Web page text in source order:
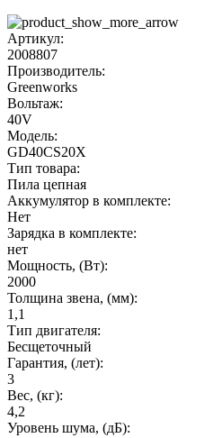
Артикул:
2008807
Производитель:
Greenworks
Вольтаж:
40V
Модель:
GD40CS20X
Тип товара:
Пила цепная
Аккумулятор в комплекте:
Нет
Зарядка в комплекте:
нет
Мощность, (Вт):
2000
Толщина звена, (мм):
1,1
Тип двигателя:
Бесщеточный
Гарантия, (лет):
3
Вес, (кг):
4,2
Уровень шума, (дБ):